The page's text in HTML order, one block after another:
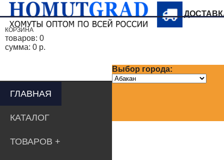
Выбор города:
КОРЗИНА
товаров: 0
сумма: 0 р.
ГЛАВНАЯ
КАТАЛОГ
ТОВАРОВ